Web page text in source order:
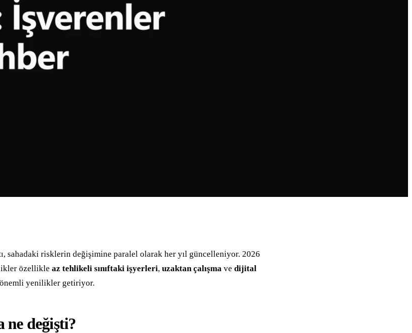
sahadaki risklerin değişimine paralel olarak her yıl güncelleniyor. 2026
özellikle az tehlikeli sınıftaki işyerleri, uzaktan çalışma ve dijital
önemli yenilikler getiriyor.
ne değişti?